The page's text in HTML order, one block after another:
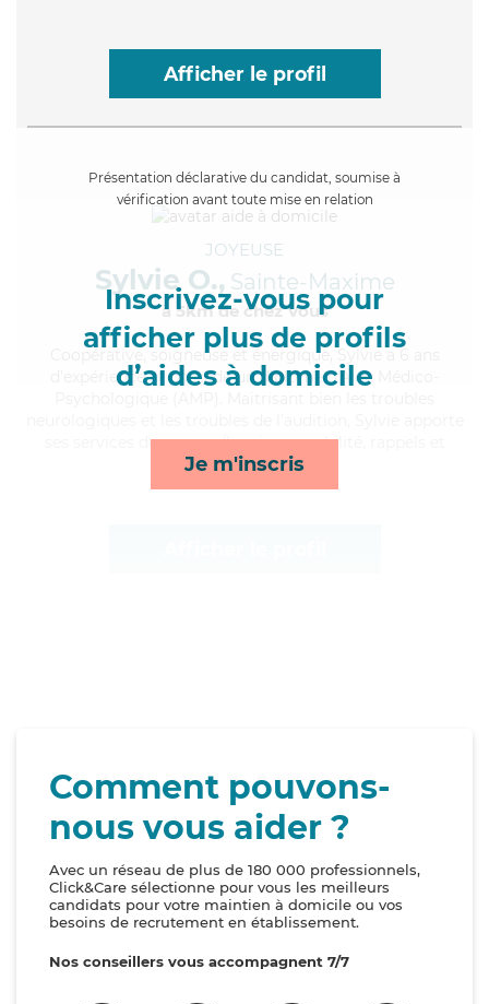
Afficher le profil
Présentation déclarative du candidat, soumise à
vérification avant toute mise en relation
Inscrivez-vous pour
afficher plus de profils
d’aides à domicile
Je m'inscris
JOYEUSE
Sylvie O., Sainte-Maxime
à 5km de chez Vous
, soigneuse et énergique, Sylvie a 6 ans
d'expérience et possède un diplôme d'Aide Médico-
ses services de courses/livraison, mobilité, rappels et
activités*
Comment pouvons-
nous vous aider ?
Avec un réseau de plus de 180 000 professionnels,
Click&Care sélectionne pour vous les meilleurs
candidats pour votre maintien à domicile ou vos
besoins de recrutement en établissement.
Nos conseillers vous accompagnent 7/7